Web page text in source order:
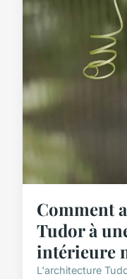
Comment
Tudor à
intérieure
L'architecture